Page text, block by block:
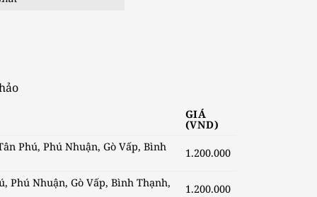
GIÁ
(VND)
Phú, Phú Nhuận, Gò Vấp, Bình
1.200.000
Phú Nhuận, Gò Vấp, Bình Thạnh, 1.200.000